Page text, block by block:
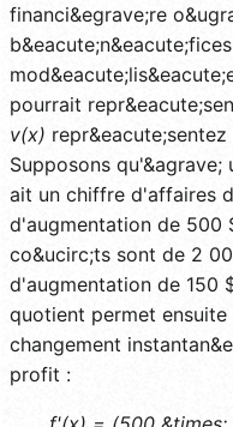
financi&egrave;re
pourrait
v(x)
Supposons
ait un chiffre d'affaires
d'augmentation de 500
co&ucirc;ts sont de 2
d'augmentation de 150
quotient permet
changement
profit :